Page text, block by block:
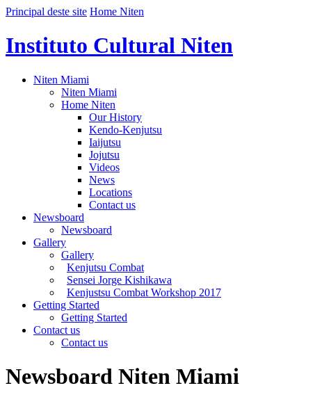
Principal deste site Home Niten
Instituto Cultural Niten
Niten Miami
Niten Miami
Home Niten
Our History
Kendo-Kenjutsu
Iaijutsu
Jojutsu
Videos
News
Locations
Contact us
Newsboard
Newsboard
Gallery
Gallery
Kenjutsu Combat
Sensei Jorge Kishikawa
Kenjustsu Combat Workshop 2017
Getting Started
Getting Started
Contact us
Contact us
Newsboard Niten Miami